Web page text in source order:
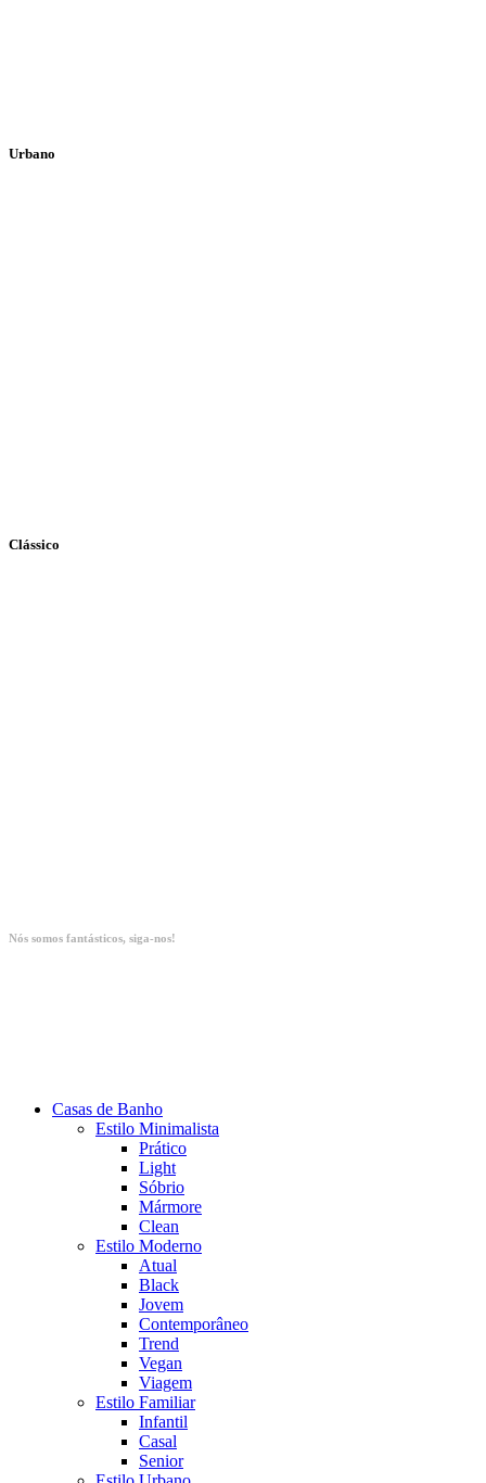
Urbano
Clássico
Nós somos fantásticos, siga-nos!
Casas de Banho
Estilo Minimalista
Prático
Light
Sóbrio
Mármore
Clean
Estilo Moderno
Atual
Black
Jovem
Contemporâneo
Trend
Vegan
Viagem
Estilo Familiar
Infantil
Casal
Senior